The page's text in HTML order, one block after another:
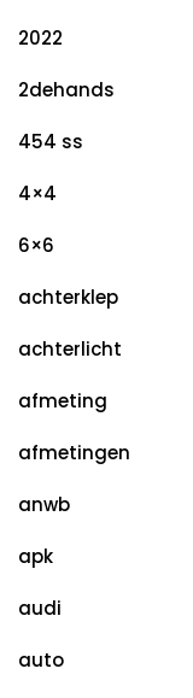
2022
2dehands
454 ss
4×4
6×6
achterklep
achterlicht
afmeting
afmetingen
anwb
apk
audi
auto